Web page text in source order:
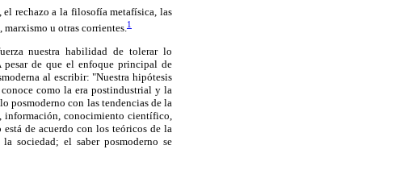
rechazo a la filosofía metafísica, las
u otras corrientes. 1
nuestra habilidad de tolerar lo
de que el enfoque principal de
al escribir: "Nuestra hipótesis
como la era postindustrial y la
posmoderno con las tendencias de la
información, conocimiento científico,
de acuerdo con los teóricos de la
sociedad; el saber posmoderno se